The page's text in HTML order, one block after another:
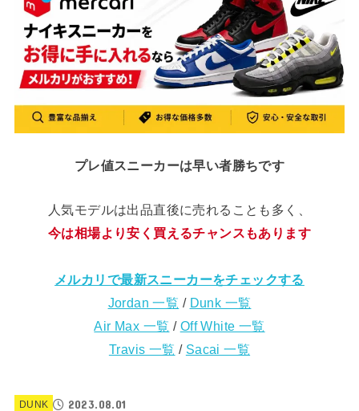
プレ値スニーカーは早い者勝ちです
人気モデルは出品直後に売れることも多く、
今は相場より安く買えるチャンスもあります
メルカリで最新スニーカーをチェックする
Jordan 一覧 / Dunk 一覧
Air Max 一覧 / Off White 一覧
Travis 一覧 / Sacai 一覧
DUNK 2023.08.01